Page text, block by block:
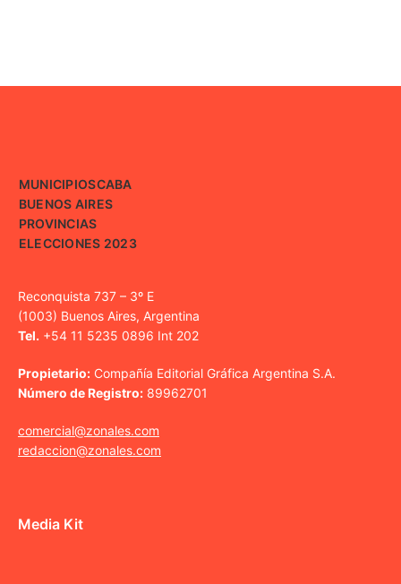
MUNICIPIOSCABA
BUENOS AIRES
PROVINCIAS
ELECCIONES 2023
Reconquista 737 – 3º E
(1003) Buenos Aires, Argentina
Tel. +54 11 5235 0896 Int 202
Propietario: Compañía Editorial Gráfica Argentina S.A.
Número de Registro: 89962701
comercial@zonales.com
redaccion@zonales.com
Media Kit